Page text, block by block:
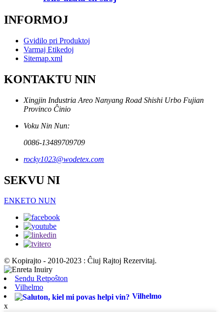
INFORMOJ
Gvidilo pri Produktoj
Varmaj Etikedoj
Sitemap.xml
KONTAKTU NIN
Xingjin Industria Areo Nanyang Road Shishi Urbo Fujian
Provinco Ĉinio
Voku Nin Nun:
0086-13489709709
rocky1023@wodetex.com
SEKVU NI
ENKETO NUN
© Kopirajto - 2010-2023 : Ĉiuj Rajtoj Rezervitaj.
Sendu Retpoŝton
Vilhelmo
Vilhelmo
x